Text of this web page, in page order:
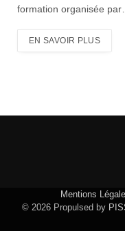
formation organisée par…
EN SAVOIR PLUS
Mentions
© 2026 Propulsed by